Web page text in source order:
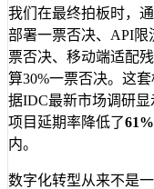
我们在最终拍板时，
部署一票否决、API
票否决、移动端适配
算30%一票否决。这
据IDC最新市场调研显
项目延期率降低了61%
内。
数字化转型从来不是